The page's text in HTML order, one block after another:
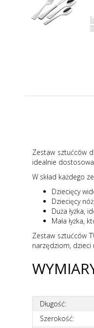
Zestaw sztućców
idealnie
W skład każdego
Dziecięcy
Dziecięcy
Duża łyżka,
Mała łyżka,
Zestaw sztućców
narzędziom, dzieci
Długość:
Szerokość: